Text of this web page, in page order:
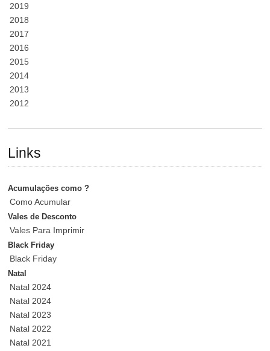
2019
2018
2017
2016
2015
2014
2013
2012
Links
Acumulações como ?
Como Acumular
Vales de Desconto
Vales Para Imprimir
Black Friday
Black Friday
Natal
Natal 2024
Natal 2024
Natal 2023
Natal 2022
Natal 2021